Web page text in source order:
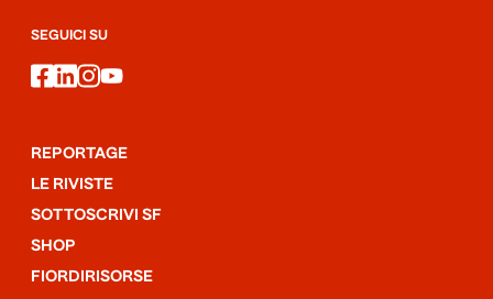
SEGUICI SU
facebook
linkedin
instagram
youtube
REPORTAGE
LE RIVISTE
SOTTOSCRIVI SF
SHOP
FIORDIRISORSE